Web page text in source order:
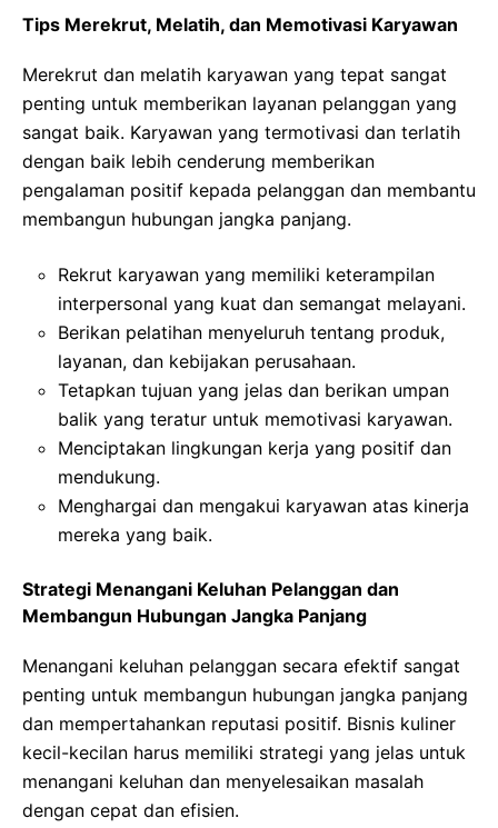
Tips Merekrut, Melatih, dan Memotivasi Karyawan
Merekrut dan melatih karyawan yang tepat sangat
penting untuk memberikan layanan pelanggan yang
sangat baik. Karyawan yang termotivasi dan terlatih
dengan baik lebih cenderung memberikan
pengalaman positif kepada pelanggan dan membantu
membangun hubungan jangka panjang.
Rekrut karyawan yang memiliki keterampilan
interpersonal yang kuat dan semangat melayani.
Berikan pelatihan menyeluruh tentang produk,
layanan, dan kebijakan perusahaan.
Tetapkan tujuan yang jelas dan berikan umpan
balik yang teratur untuk memotivasi karyawan.
Menciptakan lingkungan kerja yang positif dan
mendukung.
Menghargai dan mengakui karyawan atas kinerja
mereka yang baik.
Strategi Menangani Keluhan Pelanggan dan
Membangun Hubungan Jangka Panjang
Menangani keluhan pelanggan secara efektif sangat
penting untuk membangun hubungan jangka panjang
dan mempertahankan reputasi positif. Bisnis kuliner
kecil-kecilan harus memiliki strategi yang jelas untuk
menangani keluhan dan menyelesaikan masalah
dengan cepat dan efisien.